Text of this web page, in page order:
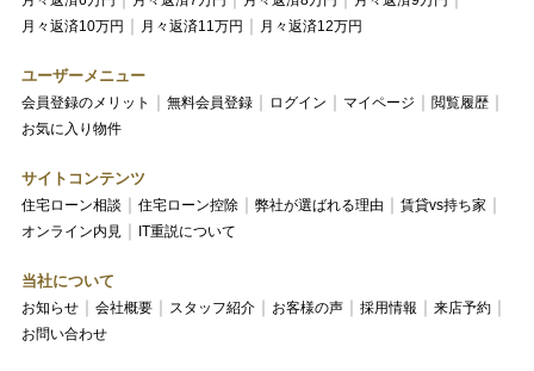
月々返済10万円
月々返済11万円 月々返済12万円
ユーザーメニュー
会員登録のメリット 無料会員登録 ログイン マイページ
閲覧履歴
お気に入り物件
サイトコンテンツ
住宅ローン相談 住宅ローン控除 弊社が選ばれる理由
賃貸vs持ち家
オンライン内見
IT重説について
当社について
お知らせ 会社概要 スタッフ紹介 お客様の声 採用情報
来店予約
お問い合わせ